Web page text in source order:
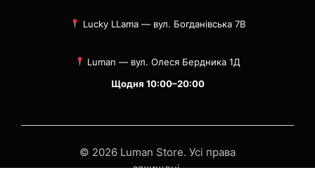
Lucky LLama — вул. Богданівська 7В
Luman — вул. Олеся Бердника 1Д
Щодня 10:00–20:00
© 2026 Luman Store. Усі права
захищені.